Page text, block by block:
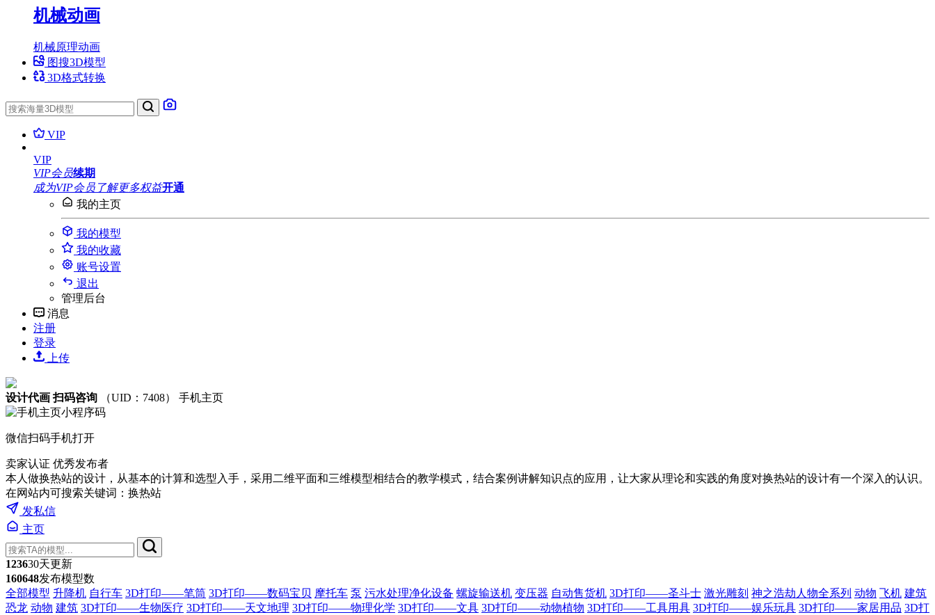
机械动画
机械原理动画
图搜3D模型
3D格式转换
VIP
VIP
VIP会员续期
成为VIP会员 了解更多权益开通
我的主页
我的模型
我的收藏
账号设置
退出
管理后台
消息
注册
登录
上传
设计代画 扫码咨询 （UID：7408） 手机主页
微信扫码手机打开
卖家认证 优秀发布者
本人做换热站的设计，从基本的计算和选型入手，采用二维平面和三维模型相结合的教学模式，结合案例讲解知识点的应用，让大家从理论和实践的角度对换热站的设计有一个深入的认识。
在网站内可搜索关键词：换热站
发私信
主页
123630天更新
160648发布模型数
全部模型 升降机 自行车 3D打印——笔筒 3D打印——数码宝贝 摩托车 泵 污水处理净化设备 螺旋输送机 变压器 自动售货机 3D打印——圣斗士 激光雕刻 神之浩劫人物全系列 动物 飞机 建筑
恐龙 动物 建筑 3D打印——生物医疗 3D打印——天文地理 3D打印——物理化学 3D打印——文具 3D打印——动物植物 3D打印——工具用具 3D打印——娱乐玩具 3D打印——家居用品 3D打